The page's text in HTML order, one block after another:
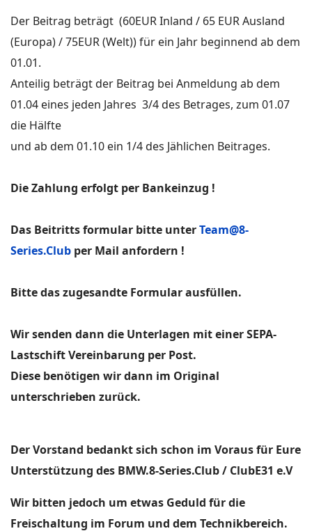
Der Beitrag beträgt (60EUR Inland / 65 EUR Ausland
(Europa) / 75EUR (Welt)) für ein Jahr beginnend ab dem
01.01.
Anteilig beträgt der Beitrag bei Anmeldung ab dem
01.04 eines jeden Jahres 3/4 des Betrages, zum 01.07
die Hälfte
und ab dem 01.10 ein 1/4 des Jählichen Beitrages.
Die Zahlung erfolgt per Bankeinzug !
Das Beitritts formular bitte unterTeam@8-
Series.Club per Mail anfordern !
Bitte das zugesandte Formular ausfüllen.
Wir senden dann die Unterlagen mit einer SEPA-
Lastschift Vereinbarung per Post.
Diese benötigen wir dann im Original
unterschrieben zurück.
Der Vorstand bedankt sich schon im Voraus für Eure
Unterstützung des BMW.8-Series.Club / ClubE31 e.V
Wir bitten jedoch um etwas Geduld für die
Freischaltung im Forum und dem Technikbereich.